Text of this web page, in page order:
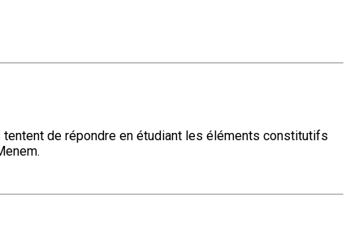
de répondre en étudiant les éléments constitutifs